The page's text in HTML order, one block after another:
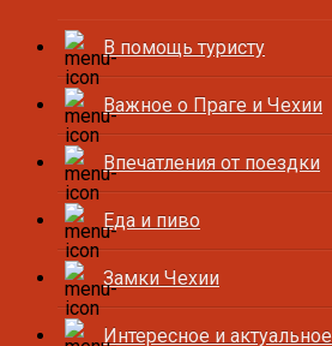
В помощь туристу
Важное о Праге и Чехии
Впечатления от поездки
Еда и пиво
Замки Чехии
Интересное и актуальное